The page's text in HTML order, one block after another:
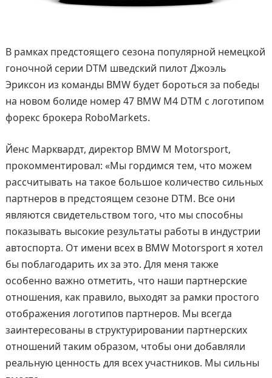
В рамках предстоящего сезона популярной немецкой
гоночной серии DTM шведский пилот Джоэль
Эриксон из команды BMW будет бороться за победы
на новом болиде номер 47 BMW M4 DTM с логотипом
форекс брокера RoboMarkets.
Йенс Марквардт, директор BMW M Motorsport,
прокомментировал: «Мы гордимся тем, что можем
рассчитывать на такое большое количество сильных
партнеров в предстоящем сезоне DTM. Все они
являются свидетельством того, что мы способны
показывать высокие результаты работы в индустрии
автоспорта. От имени всех в BMW Motorsport я хотел
бы поблагодарить их за это. Для меня также
особенно важно отметить, что наши партнерские
отношения, как правило, выходят за рамки простого
отображения логотипов партнеров. Мы всегда
заинтересованы в структурировании партнерских
отношений таким образом, чтобы они добавляли
реальную ценность для всех участников. Мы сильны